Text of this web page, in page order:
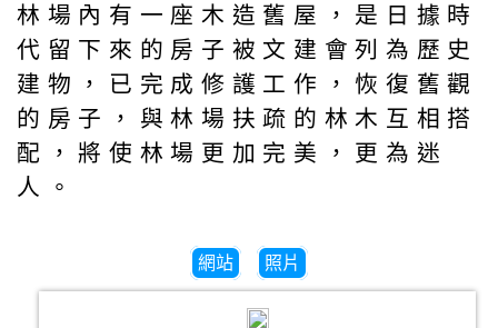
林場內有一座木造舊屋，是日據時
代留下來的房子被文建會列為歷史
建物，已完成修護工作，恢復舊觀
的房子，與林場扶疏的林木互相搭
配，將使林場更加完美，更為迷
人。
網站 照片